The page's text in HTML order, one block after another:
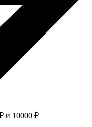
и 10000 ₽